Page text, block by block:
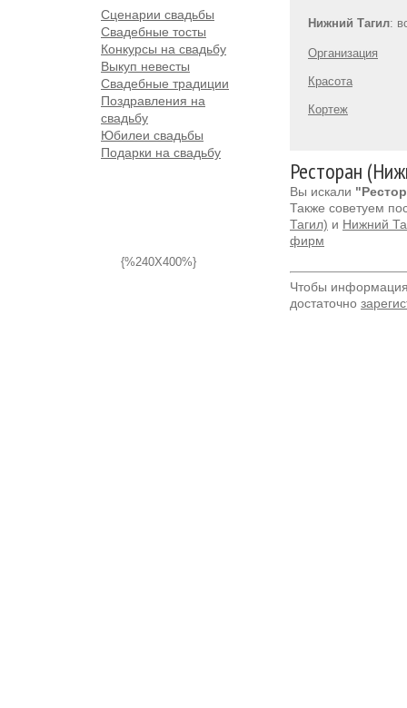
Сценарии свадьбы
Свадебные тосты
Конкурсы на свадьбу
Выкуп невесты
Свадебные традиции
Поздравления на
свадьбу
Юбилеи свадьбы
Подарки на свадьбу
{%240X400%}
Нижний Тагил:
Организация
Красота
Кортеж
Ресторан
Вы искали
Также советуем
Тагил) и Нижний
фирм
Чтобы
достаточно